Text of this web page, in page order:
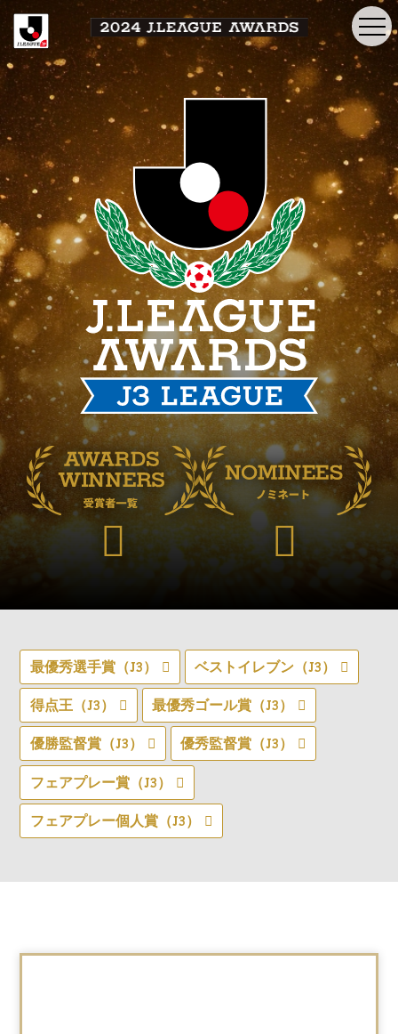
最優秀選手賞（J3） ベストイレブン（J3）
得点王（J3） 最優秀ゴール賞（J3）
優勝監督賞（J3） 優秀監督賞（J3）
フェアプレー賞（J3）
フェアプレー個人賞（J3）